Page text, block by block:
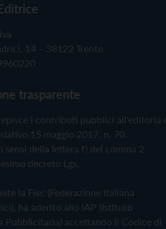
14 – 38122 Trento
trasparente
i contributi pubblici all'editoria
15 maggio 2017, n. 70.
sensi della lettera f) del comma 2
decreto Lgs.
la Fisc (Federazione Italiana
ha aderito allo IAP (Istituto
Pubblicitaria) accettando il Codice di